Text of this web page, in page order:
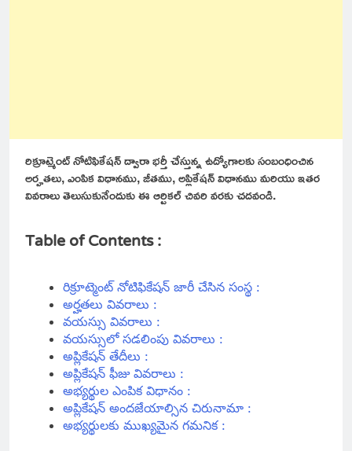
రిక్రూట్మెంట్ నోటిఫికేషన్ ద్వారా భర్తీ చేస్తున్న ఉద్యోగాలకు సంబంధించిన
అర్హతలు, ఎంపిక విధానము, జీతము, అప్లికేషన్ విధానము మరియు ఇతర
వివరాలు తెలుసుకునేందుకు ఈ ఆర్టికల్ చివరి వరకు చదవండి.
Table of Contents :
రిక్రూట్మెంట్ నోటిఫికేషన్ జారీ చేసిన సంస్థ :
అర్హతలు వివరాలు :
వయస్సు వివరాలు :
వయస్సులో సడలింపు వివరాలు :
అప్లికేషన్ తేదీలు :
అప్లికేషన్ ఫీజు వివరాలు :
అభ్యర్థుల ఎంపిక విధానం :
అప్లికేషన్ అందజేయాల్సిన చిరునామా :
అభ్యర్థులకు ముఖ్యమైన గమనిక :